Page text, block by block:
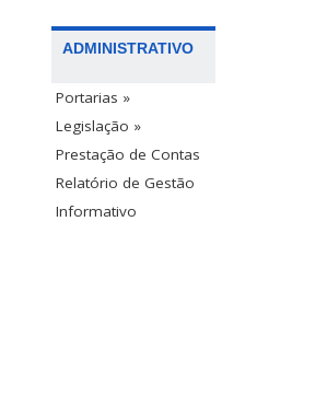
ADMINISTRATIVO
Portarias »
Legislação »
Prestação de Contas
Relatório de Gestão
Informativo